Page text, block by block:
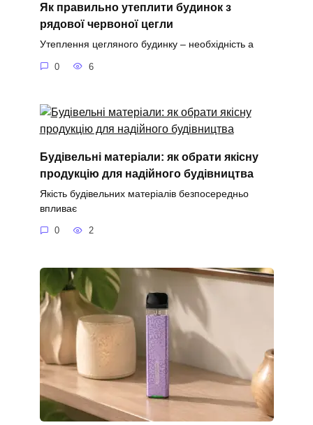
Як правильно утеплити будинок з
рядової червоної цегли
Утеплення цегляного будинку – необхідність а
0 6
Будівельні матеріали: як обрати якісну
продукцію для надійного будівництва
Якість будівельних матеріалів безпосередньо
впливає
0 2